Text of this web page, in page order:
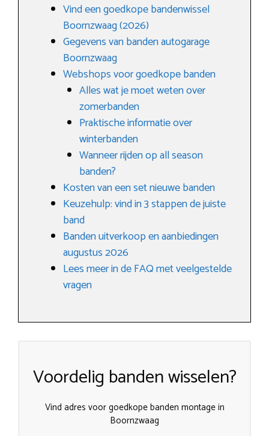
Vind een goedkope bandenwissel
Boornzwaag (2026)
Gegevens van banden autogarage
Boornzwaag
Webshops voor goedkope banden
Alles wat je moet weten over
zomerbanden
Praktische informatie over
winterbanden
Wanneer rijden op all season
banden?
Kosten van een set nieuwe banden
Keuzehulp: vind in 3 stappen de juiste
band
Banden uitverkoop en aanbiedingen
augustus 2026
Lees meer in de FAQ met veelgestelde
vragen
Voordelig banden wisselen?
Vind adres voor goedkope banden montage in
Boornzwaag